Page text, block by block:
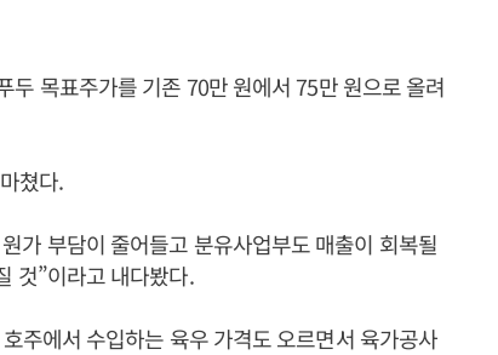
목표주가를 기존 70만 원에서 75만 원으로 올려
쳤다.
가 부담이 줄어들고 분유사업부도 매출이 회복될
것”이라고 내다봤다.
주에서 수입하는 육우 가격도 오르면서 육가공사